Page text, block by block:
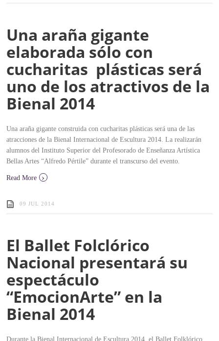
Una araña gigante
elaborada sólo con
cucharitas plásticas será
uno de los atractivos de la
Bienal 2014
Una araña gigante construida con cucharitas plásticas será una de las
atracciones de la Bienal Internacional de Escultura 2014. La realizarán
alumnos del Instituto Superior del Profesorado de Enseñanza Artística
Bellas Artes “Alfredo Pértile” durante el transcurso del evento.
Read More ›
09 JUL 2014
El Ballet Folclórico
Nacional presentará su
espectáculo
“EmocionArte” en la
Bienal 2014
Durante la Bienal Internacional de Escultura 2014, el Ballet Folklórico